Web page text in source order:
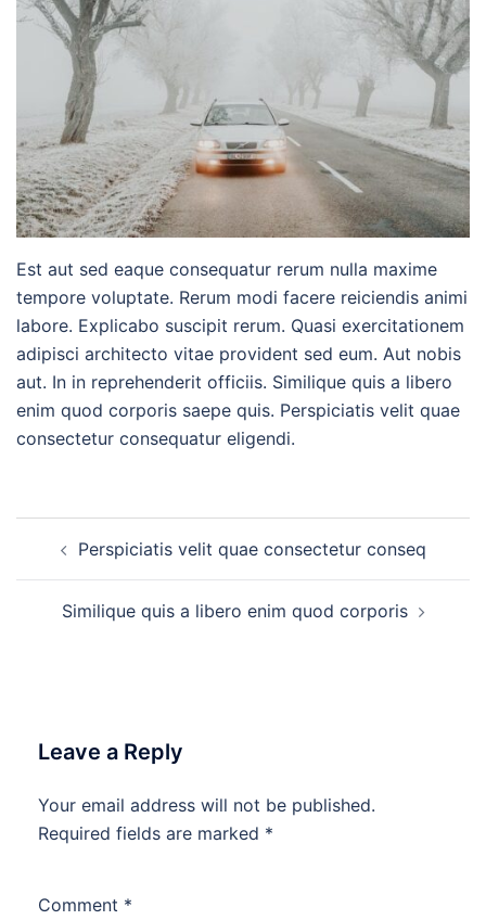
Est aut sed eaque consequatur rerum nulla maxime
tempore voluptate. Rerum modi facere reiciendis animi
labore. Explicabo suscipit rerum. Quasi exercitationem
adipisci architecto vitae provident sed eum. Aut nobis
aut. In in reprehenderit officiis. Similique quis a libero
enim quod corporis saepe quis. Perspiciatis velit quae
consectetur consequatur eligendi.
navigation
Perspiciatis velit quae consectetur conseq
Similique quis a libero enim quod corporis
Leave a Reply
Your email address will not be published.
Required fields are marked *
Comment *